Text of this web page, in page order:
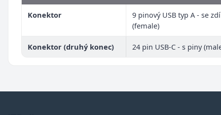
Konektor
9 pinový USB typ A - se
(female)
Konektor (druhý konec) 24 pin USB-C - s piny